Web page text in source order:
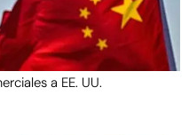
a EE. UU.